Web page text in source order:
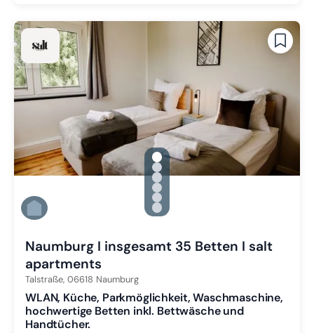
gallery.slide_selector
Zu Slide 1 wechseln
Zu Slide 2 wechseln
Zu Slide 3 wechseln
Zu Slide 4 wechseln
Zu Slide 5 wechseln
Zu Slide 6 wechseln
Naumburg I insgesamt 35 Betten I salt
apartments
Talstraße, 06618 Naumburg
WLAN, Küche, Parkmöglichkeit, Waschmaschine,
hochwertige Betten inkl. Bettwäsche und
Handtücher.